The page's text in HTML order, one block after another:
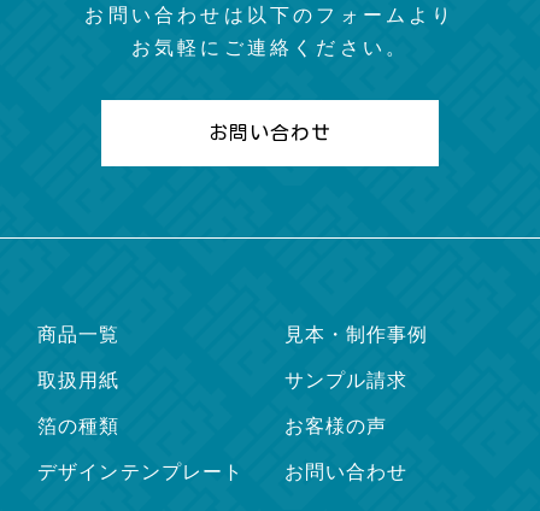
お問い合わせは以下のフォームより
お気軽にご連絡ください。
お問い合わせ
商品一覧
取扱用紙
箔の種類
デザインテンプレート
見本・制作事例
サンプル請求
お客様の声
お問い合わせ